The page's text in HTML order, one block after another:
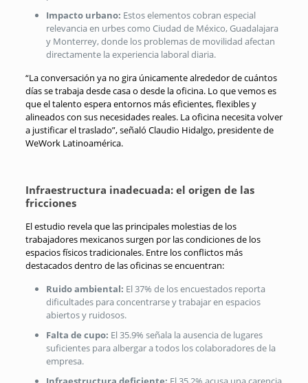
Impacto urbano: Estos elementos cobran especial
relevancia en urbes como Ciudad de México, Guadalajara
y Monterrey, donde los problemas de movilidad afectan
directamente la experiencia laboral diaria.
“La conversación ya no gira únicamente alrededor de cuántos
días se trabaja desde casa o desde la oficina. Lo que vemos es
que el talento espera entornos más eficientes, flexibles y
alineados con sus necesidades reales. La oficina necesita volver
a justificar el traslado”, señaló Claudio Hidalgo, presidente de
WeWork Latinoamérica.
Infraestructura inadecuada: el origen de las
fricciones
El estudio revela que las principales molestias de los
trabajadores mexicanos surgen por las condiciones de los
espacios físicos tradicionales. Entre los conflictos más
destacados dentro de las oficinas se encuentran:
Ruido ambiental: El 37% de los encuestados reporta
dificultades para concentrarse y trabajar en espacios
abiertos y ruidosos.
Falta de cupo: El 35.9% señala la ausencia de lugares
suficientes para albergar a todos los colaboradores de la
empresa.